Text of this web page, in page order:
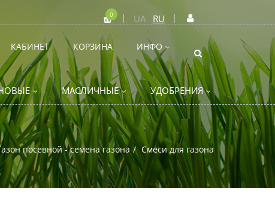
UA RU
0
КАБИНЕТ КОРЗИНА ИНФО
МАСЛИЧНЫЕ УДОБРЕНИЯ
посевной - семена газона Смеси для газона